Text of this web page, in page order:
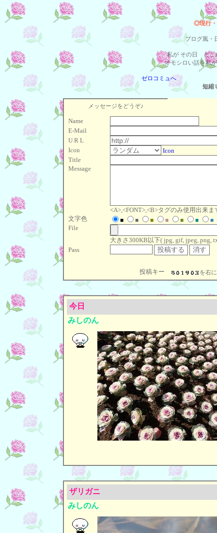
◎現行
ブログ風・
私が その日 どこ
オモシロい話を私
ゼロコミュへ
短縮
メッセージをどうぞ♪
Name
E-Mail
U R L
Icon
Icon
Title
Message
<A>,<FONT>,<B>タグのみ使用出来ま
文字色
■ ■ ■ ■ ■ ■ ■
File
大きさ300KB以下( jpg, gif, jpeg, png,
Pass
投稿キー を右
今日
みしのん
ザリガニ
みしのん